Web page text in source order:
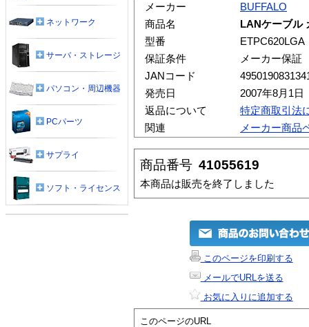
メーカー
BUFFALO
商品名
LANケーブル
型番
ETPC620LGA
保証条件
メーカー保証
JANコード
発売日
2007年8月1日
返品について
特定商取引法
関連
メーカー商品
商品番号 41055619
本商品は販売を終了しました
このページを印刷する
メールでURLを送る
お気に入りに追加する
このページのURL
ネットワーク
サーバ・ストレージ
パソコン・周辺機器
PCパーツ
サプライ
ソフト・ライセンス